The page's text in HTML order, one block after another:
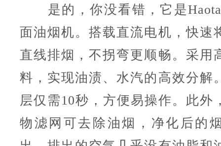
是的，你没看错，它是
面油烟机。搭载直流电机，快速
直线排烟，不拐弯更顺畅。采用
料，实现油渍、水汽的高效分解
层仅需10秒，方便易操作。此外
物滤网可去除油烟，净化后的